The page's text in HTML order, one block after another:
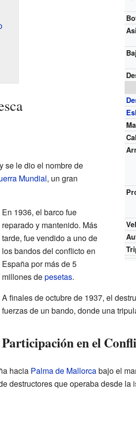
se le dio el nombre de
Mundial, un gran
En 1936, el barco fue
reparado y mantenido. Más
tarde, fue vendido a uno de
los bandos del conflicto en
España por más de 5
millones depesetas.
A finales de octubre de 1937, el
fuerzas de un bando, donde una
Participación en el
hacia Palma de Mallorcabajo el
destructores que operaba desde la